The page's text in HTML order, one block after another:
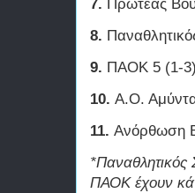
7. Πρωτέας
8.
9. ΠΑΟΚ 5 (1-3)
10. Α.Ο.
11. Ανόρθωση
ΠΑΟΚ έχουν